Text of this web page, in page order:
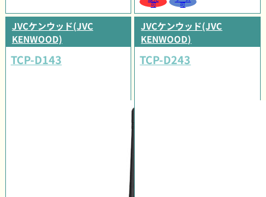
可 可
JVCケンウッド(JVC
KENWOOD)
TCP-D143
JVCケンウッド(JVC
KENWOOD)
TCP-D243